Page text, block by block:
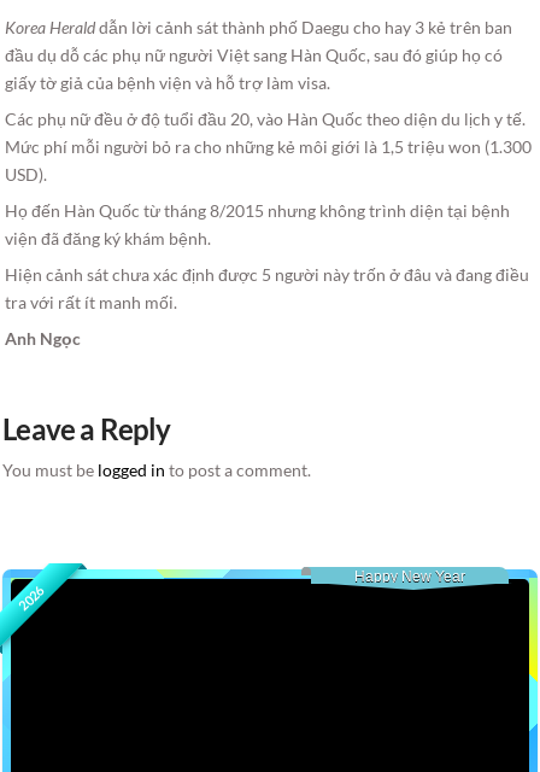
Korea Heralddẫn lời cảnh sát thành phố Daegu cho hay 3 kẻ trên ban
đầu dụ dỗ các phụ nữ người Việt sang Hàn Quốc, sau đó giúp họ có
giấy tờ giả của bệnh viện và hỗ trợ làm visa.
Các phụ nữ đều ở độ tuổi đầu 20, vào Hàn Quốc theo diện du lịch y tế.
Mức phí mỗi người bỏ ra cho những kẻ môi giới là 1,5 triệu won (1.300
USD).
Họ đến Hàn Quốc từ tháng 8/2015 nhưng không trình diện tại bệnh
viện đã đăng ký khám bệnh.
Hiện cảnh sát chưa xác định được 5 người này trốn ở đâu và đang điều
tra với rất ít manh mối.
Anh Ngọc
Leave a Reply
You must be logged in to post a comment.
2026
Happy New Year